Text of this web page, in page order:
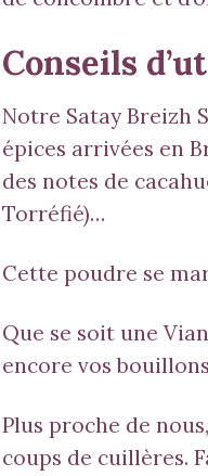
Conseils
Notre Satay Breizh
épices arrivées en
des notes de
Torréfié)…
Cette poudre se
Que se soit une
encore vos
Plus proche de
coups de cuillères.